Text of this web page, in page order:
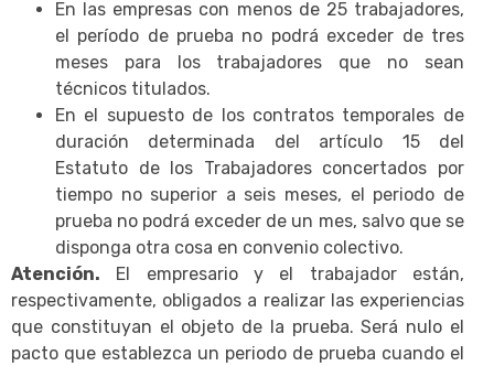
En las empresas con menos de 25 trabajadores,
el período de prueba no podrá exceder de tres
meses para los trabajadores que no sean
técnicos titulados.
En el supuesto de los contratos temporales de
duración determinada del artículo 15 del
Estatuto de los Trabajadores concertados por
tiempo no superior a seis meses, el periodo de
prueba no podrá exceder de un mes, salvo que se
disponga otra cosa en convenio colectivo.
Atención. El empresario y el trabajador están,
respectivamente, obligados a realizar las experiencias
que constituyan el objeto de la prueba. Será nulo el
pacto que establezca un periodo de prueba cuando el